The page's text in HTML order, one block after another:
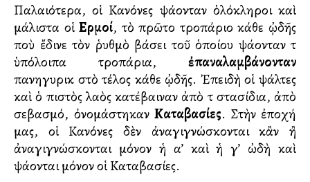
Παλαιότερα, οἱ Κανόνες ψάλλονταν ὁλόκληροι καὶ
μάλιστα οἱΕἱρμοί, τὸ πρῶτο τροπάριο κάθε ᾠδῆς
ποὺ ἔδινε τὸν ῥυθμὸ βάσει τοῦ ὁποίου ψάλλονταν τὰ
ὑπόλοιπα τροπάρια, ἐπαναλαμβάνονταν
πανηγυρικὰ στὸ τέλος κάθε ᾠδῆς. Ἐπειδὴ οἱ ψάλτες
καὶ ὁ πιστὸς λαὸς κατέβαιναν ἀπὸ τὰ στασίδια, ἀπὸ
σεβασμό, ὀνομάστηκαν Καταβασίες. Στὴν ἐποχή
μας, οἱ Κανόνες δὲν ἀναγιγνώσκονται κἂν ἢ
ἀναγιγνώσκονται μόνον ἡ α’ καὶ ἡ γ’ ὠδὴ καὶ
ψάλλονται μόνον οἱ Καταβασίες.